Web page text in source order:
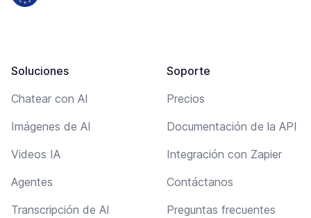
Soluciones
Chatear con AI
Imágenes de AI
Videos IA
Agentes
Transcripción de AI
Soporte
Precios
Documentación de la API
Integración con Zapier
Contáctanos
Preguntas frecuentes